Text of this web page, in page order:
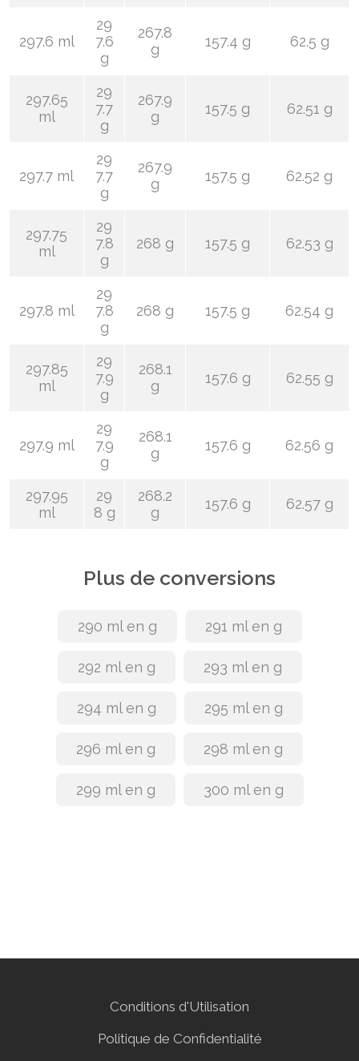
297.6 ml
29
7.6
g
267.8
g
157.4 g 62.5 g
297.65
ml
29
7.7
g
267.9
g
157.5 g 62.51 g
297.7 ml
29
7.7
g
267.9
g
157.5 g 62.52 g
297.75
ml
29
7.8
g
268 g 157.5 g 62.53 g
297.8 ml
29
7.8
g
268 g 157.5 g 62.54 g
297.85
ml
29
7.9
g
268.1
g
157.6 g 62.55 g
297.9 ml
29
7.9
g
268.1
g
157.6 g 62.56 g
297.95
ml
29
8 g
268.2
g
157.6 g 62.57 g
Plus de conversions
290 ml en g 291 ml en g
292 ml en g 293 ml en g
294 ml en g 295 ml en g
296 ml en g 298 ml en g
299 ml en g 300 ml en g
Conditions d'Utilisation
Politique de Confidentialité